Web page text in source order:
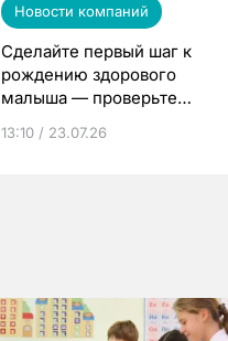
Новости компаний
Сделайте первый шаг к
рождению здорового
малыша — проверьте
по ОМС!
13:10 / 23.07.26